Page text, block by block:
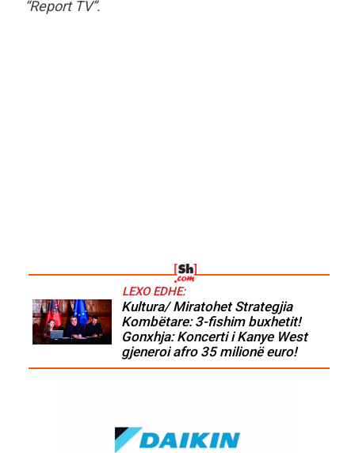
“Report TV”.
LEXO EDHE:
Kultura/ Miratohet Strategjia
Kombëtare: 3-fishim buxhetit!
Gonxhja: Koncerti i Kanye West
gjeneroi afro 35 milionë euro!